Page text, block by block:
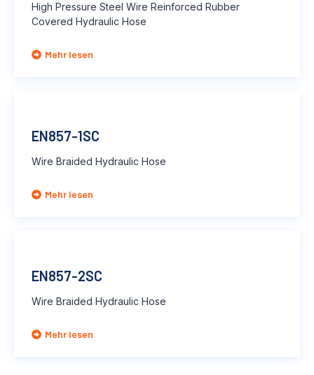
High Pressure Steel Wire Reinforced Rubber
Covered Hydraulic Hose
Mehr lesen
EN857-1SC
Wire Braided Hydraulic Hose
Mehr lesen
EN857-2SC
Wire Braided Hydraulic Hose
Mehr lesen